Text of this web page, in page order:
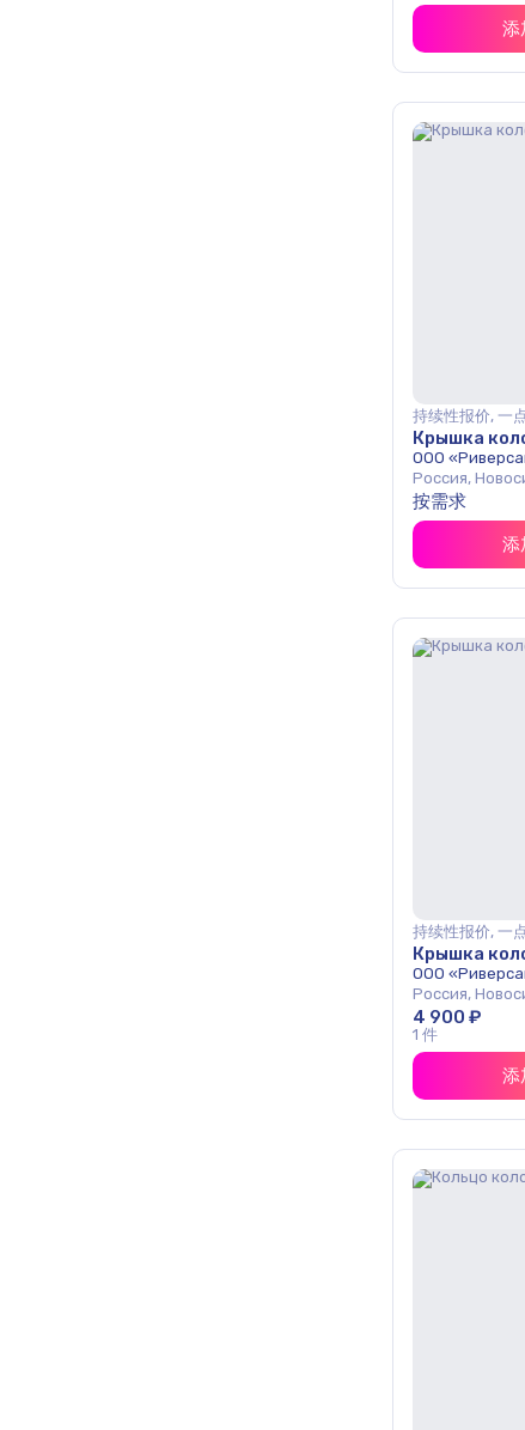
添
持续性报价, 一
Крышка
ООО
Россия,
按需求
添
持续性报价, 一
Крышка
ООО
Россия,
4 900 ₽
1 件
添